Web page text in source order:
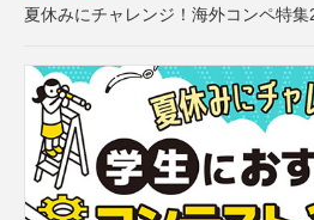
夏休みにチャレンジ！海外コンペ特集